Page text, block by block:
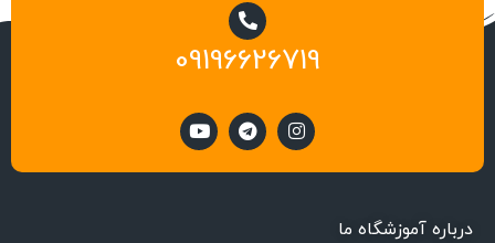
09196626719
درباره آموزشگاه ما